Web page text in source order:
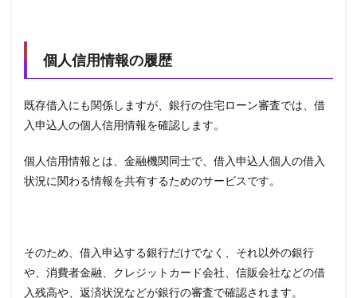
個人信用情報の履歴
既存借入にも関係しますが、銀行の住宅ローン審査では、借
入申込人の個人信用情報を確認します。
個人信用情報とは、金融機関同士で、借入申込人個人の借入
状況に関わる情報を共有するためのサービスです。
そのため、借入申込する銀行だけでなく、それ以外の銀行
や、消費者金融、クレジットカード会社、信販会社などの借
入残高や、返済状況などが銀行の審査で確認されます。